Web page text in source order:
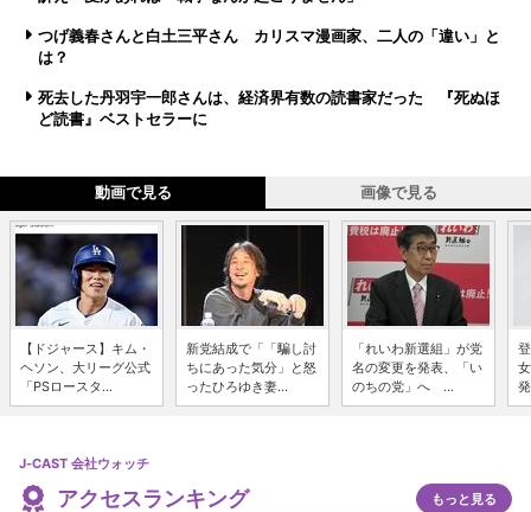
つげ義春さんと白土三平さん カリスマ漫画家、二人の「違い」と
は？
死去した丹羽宇一郎さんは、経済界有数の読書家だった 『死ぬほ
ど読書』ベストセラーに
動画で見る 画像で見る
【ドジャース】キム・
ヘソン、大リーグ公式
「PSロースタ...
新党結成で「「騙し討
ちにあった気分」と怒
ったひろゆき妻...
「れいわ新選組」が党
名の変更を発表、「い
のちの党」へ ...
J-CAST 会社ウォッチ
アクセスランキング もっと見る